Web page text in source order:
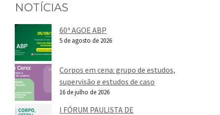
NOTÍCIAS
60ª AGOE ABP
5 de agosto de 2026
Corpos em cena: grupo de estudos,
supervisão e estudos de caso
16 de julho de 2026
I FÓRUM PAULISTA DE